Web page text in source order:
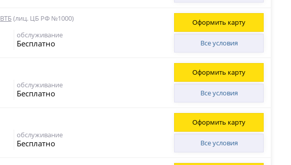
ВТБ(лиц. ЦБ РФ №1000)
обслуживание
Бесплатно Все условия
Оформить карту
обслуживание
Бесплатно Все условия
Оформить карту
обслуживание
Бесплатно Все условия
Оформить карту